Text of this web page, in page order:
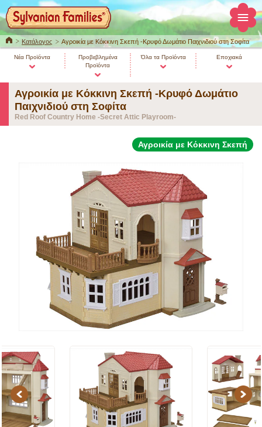
ΚΕΝΤΡΙΚΗΚατάλογος Αγροικία με Κόκκινη Σκεπή -Κρυφό Δωμάτιο Παιχνιδιού στη Σοφίτα
Νέα Προϊόντα
Προβεβλημένα
Προϊόντα
Όλα τα Προϊόντα Εποχιακά
Αγροικία με Κόκκινη Σκεπή -Κρυφό Δωμάτιο
Παιχνιδιού στη Σοφίτα
Red Roof Country Home -Secret Attic Playroom-
Αγροικία με Κόκκινη Σκεπή
Previous Next